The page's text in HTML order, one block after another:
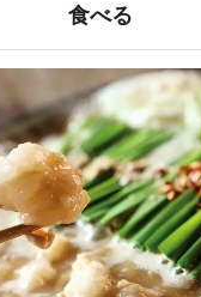
食べる